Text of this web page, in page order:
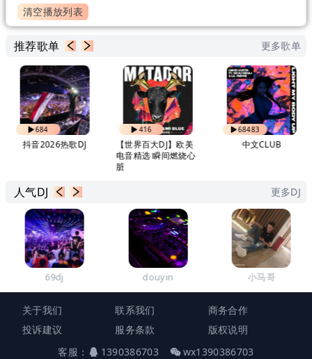
清空播放列表
推荐歌单 更多歌单
684
抖音2026热歌DJ
416
【世界百大DJ】欧美
电音精选 瞬间燃烧心
脏
68483
中文CLUB
人气DJ 更多DJ
69dj douyin 小马哥
关于我们 联系我们
商务合作
投诉建议
服务条款
版权说明
客服：
1390386703 wx1390386703